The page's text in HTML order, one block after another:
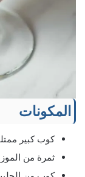
المكونات
كوب كبير
ثمرة من